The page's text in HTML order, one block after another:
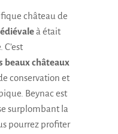
château de
à était
beaux châteaux
conservation et
Beynac est
surplombant la
pourrez profiter